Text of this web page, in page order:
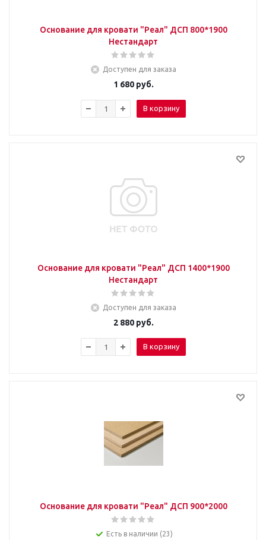
Основание для кровати "Реал" ДСП 800*1900
Нестандарт
Доступен для заказа
1 680руб.
В корзину
Основание для кровати "Реал" ДСП 1400*1900
Нестандарт
Доступен для заказа
2 880руб.
В корзину
Основание для кровати "Реал" ДСП 900*2000
Есть в наличии (23)